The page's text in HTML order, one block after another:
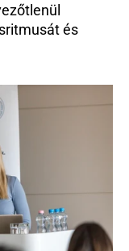
és